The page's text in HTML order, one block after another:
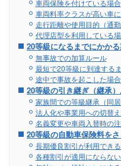
車両保険を付けている場合
車両料率クラスが高い車
走行距離や使用目的（通
代理店型を利用している
20等級になるまでにかか
無事故での加算ルール
最短で20等級に到達する
途中で事故を起こした場
20等級の引き継ぎ（継承
家族間での等級継承（同
法人化や事業用への切替
名義変更や車両入替時の
20等級の自動車保険料を
長期優良割引が利用でき
各種割引が適用にならな